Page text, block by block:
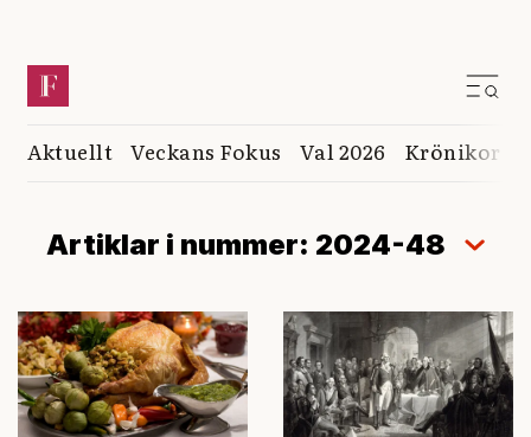
Aktuellt Veckans Fokus Val 2026 Krönikor
Artiklar i nummer: 2024-48